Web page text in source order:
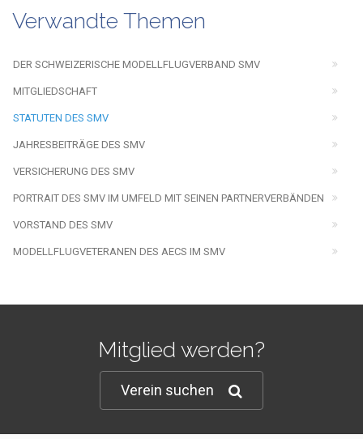
Verwandte Themen
DER SCHWEIZERISCHE MODELLFLUGVERBAND SMV
MITGLIEDSCHAFT
STATUTEN DES SMV
JAHRESBEITRÄGE DES SMV
VERSICHERUNG DES SMV
PORTRAIT DES SMV IM UMFELD MIT SEINEN PARTNERVERBÄNDEN
VORSTAND DES SMV
MODELLFLUGVETERANEN DES AECS IM SMV
Mitglied werden?
Verein suchen